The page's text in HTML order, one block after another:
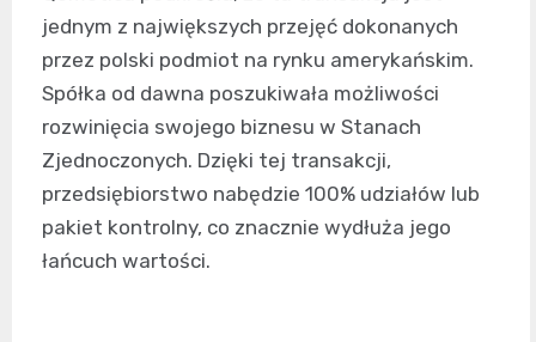
jednym z największych przejęć dokonanych
przez polski podmiot na rynku amerykańskim.
Spółka od dawna poszukiwała możliwości
rozwinięcia swojego biznesu w Stanach
Zjednoczonych. Dzięki tej transakcji,
przedsiębiorstwo nabędzie 100% udziałów lub
pakiet kontrolny, co znacznie wydłuża jego
łańcuch wartości.